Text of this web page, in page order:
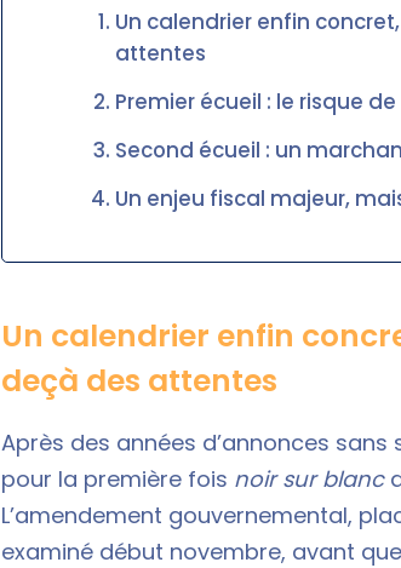
Un calendrier enfin
attentes
Premier écueil : le risque
Second écueil : un
Un enjeu fiscal majeur,
Un calendrier enfin
deçà des attentes
Après des années d’annonces
pour la première fois noir sur blanc
L’amendement gouvernemental,
examiné début novembre, avant